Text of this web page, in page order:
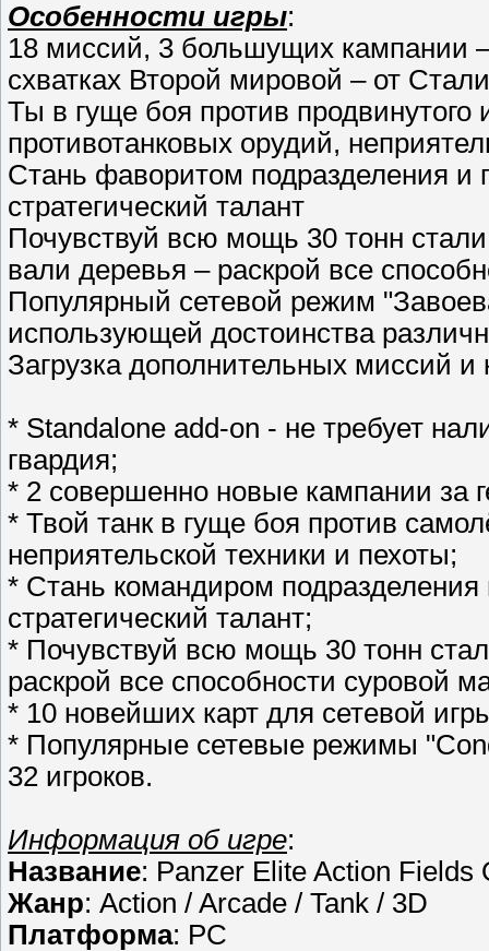
Особенности игры:
18 миссий, 3 большущих кампании
схватках Второй мировой – от
Ты в гуще боя против продвинутого
противотанковых орудий,
Стань фаворитом подразделения и
стратегический талант
Почувствуй всю мощь 30 тонн
вали деревья – раскрой все
Популярный сетевой режим
использующей достоинства
Загрузка дополнительных миссий и
* Standalone add-on - не требует
гвардия;
* 2 совершенно новые кампании за
* Твой танк в гуще боя против
неприятельской техники и пехоты;
* Стань командиром
стратегический талант;
* Почувствуй всю мощь 30 тонн
раскрой все способности суровой
* 10 новейших карт для сетевой
* Популярные сетевые режимы
32 игроков.
Информация об игре:
Название: Panzer Elite Action Fields
Жанр: Action / Arcade / Tank / 3D
Платформа: PC